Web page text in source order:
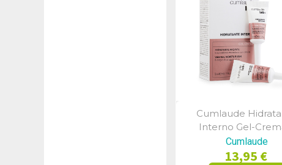
Vista Rápida
Cumlaude
Interno Gel-
Aplicadores 5ml
Cumlaude
13,95 €